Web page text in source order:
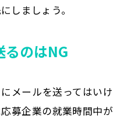
しましょう。
のはNG
メールを送ってはいけ
募企業の就業時間中が